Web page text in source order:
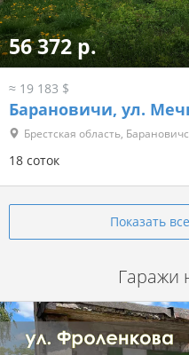
56 372 р.
≈ 19 183 $
Барановичи, ул.
Брестская область,
18 соток
Показать
Гаражи